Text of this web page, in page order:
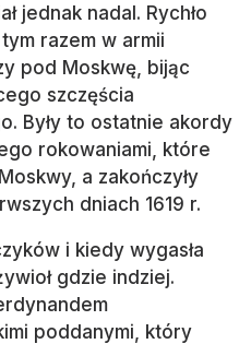
jednak nadal. Rychło
razem w armii
pod Moskwę, bijąc
szczęścia
Były to ostatnie akordy
rokowaniami, które
a zakończyły
dniach 1619 r.
i kiedy wygasła
gdzie indziej.
poddanymi, który